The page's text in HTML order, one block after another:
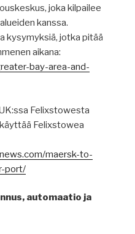
joka kilpailee
kanssa.
kysymyksiä, jotka pitää
aikana:
bay-area-and-
Felixstowesta
Felixstowea
maersk-to-
port/
automaatio ja